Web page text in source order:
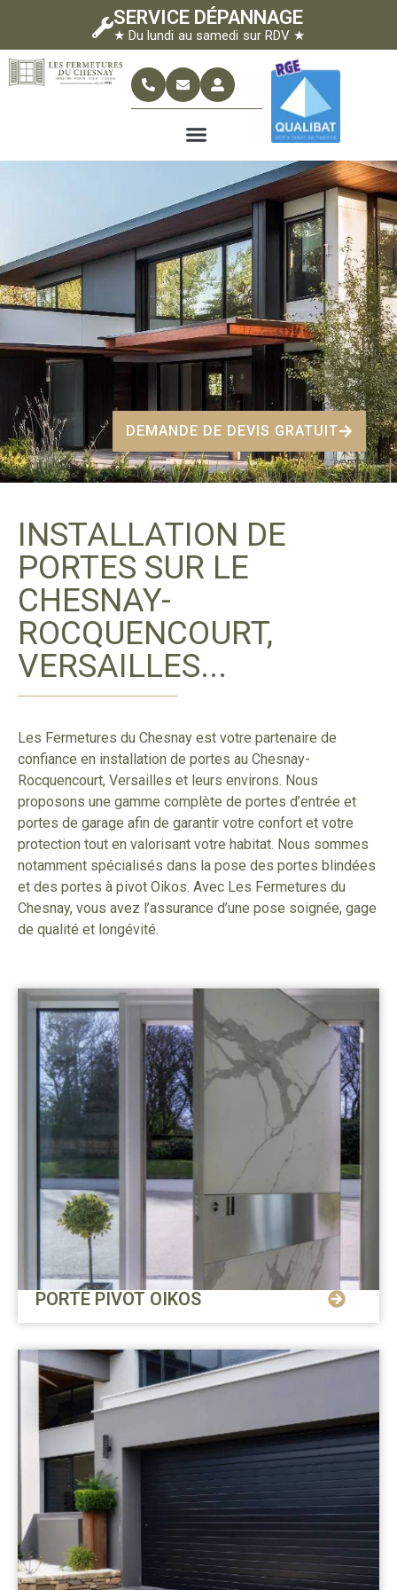
SERVICE DÉPANNAGE
★ Du lundi au samedi sur RDV ★
DEMANDE DE DEVIS GRATUIT
INSTALLATION DE
PORTES SUR LE
CHESNAY-
ROCQUENCOURT,
VERSAILLES...
Les Fermetures du Chesnay est votre partenaire de
confiance en installation de portes au Chesnay-
Rocquencourt, Versailles et leurs environs. Nous
proposons une gamme complète de portes d’entrée et
portes de garage afin de garantir votre confort et votre
protection tout en valorisant votre habitat. Nous sommes
notamment spécialisés dans la pose des portes blindées
et des portes à pivot Oikos. Avec Les Fermetures du
Chesnay, vous avez l’assurance d’une pose soignée, gage
de qualité et longévité.
PORTE PIVOT OIKOS